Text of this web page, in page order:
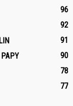
96
92
91
PAPY
90
78
77